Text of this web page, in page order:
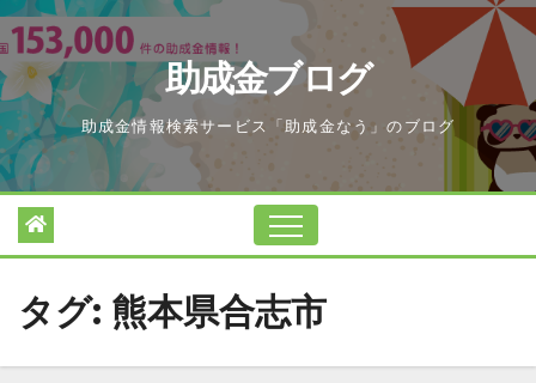
Skip
to
content
助成金ブログ
助成金情報検索サービス「助成金なう」のブログ
タグ: 熊本県合志市